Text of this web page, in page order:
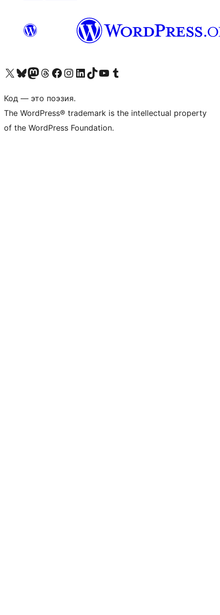
Посетите нас в X (ранее Twitter)
Посетите нашу учётную запись в Bluesky
Посетите нашу ленту в Mastodon
Посетите нашу учётную запись в Threads
Посетите нашу страницу на Facebook
Посетите наш Instagram
Посетите нашу страницу в LinkedIn
Посетите нашу учётную запись в TikTok
Посетите наш канал YouTube
Посетите нашу учётную запись в Tumblr
Код — это поэзия.
The WordPress® trademark is the intellectual property
of the WordPress Foundation.